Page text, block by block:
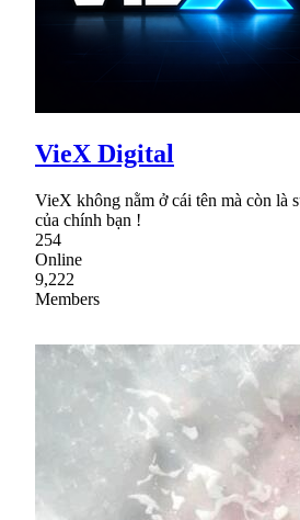
VieX Digital
VieX không nằm ở cái tên mà còn là
của chính bạn !
254
Online
9,222
Members